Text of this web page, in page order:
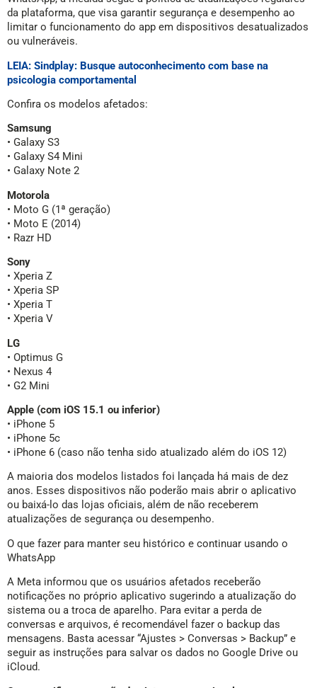
da plataforma, que visa garantir segurança e desempenho ao
limitar o funcionamento do app em dispositivos desatualizados
ou vulneráveis.
LEIA: Sindplay: Busque autoconhecimento com base na
psicologia comportamental
Confira os modelos afetados:
Samsung
• Galaxy S3
• Galaxy S4 Mini
• Galaxy Note 2
Motorola
• Moto G (1ª geração)
• Moto E (2014)
• Razr HD
Sony
• Xperia Z
• Xperia SP
• Xperia T
• Xperia V
LG
• Optimus G
• Nexus 4
• G2 Mini
Apple (com iOS 15.1 ou inferior)
• iPhone 5
• iPhone 5c
• iPhone 6 (caso não tenha sido atualizado além do iOS 12)
A maioria dos modelos listados foi lançada há mais de dez
anos. Esses dispositivos não poderão mais abrir o aplicativo
ou baixá-lo das lojas oficiais, além de não receberem
atualizações de segurança ou desempenho.
O que fazer para manter seu histórico e continuar usando o
WhatsApp
A Meta informou que os usuários afetados receberão
notificações no próprio aplicativo sugerindo a atualização do
sistema ou a troca de aparelho. Para evitar a perda de
conversas e arquivos, é recomendável fazer o backup das
mensagens. Basta acessar “Ajustes > Conversas > Backup” e
seguir as instruções para salvar os dados no Google Drive ou
iCloud.